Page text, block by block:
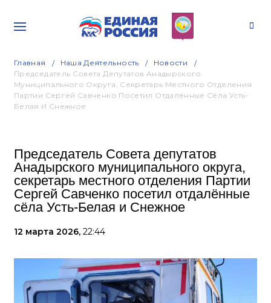
Главная Наша Деятельность
Новости
Председатель Совета Депутатов Анадырского
Муниципального Округа, Секретарь Местного Отделения
Партии Сергей Савченко Посетил Отдалённые Сёла Усть-
Белая И Снежное
Председатель Совета депутатов
Анадырского муниципального округа,
секретарь местного отделения Партии
Сергей Савченко посетил отдалённые
сёла Усть-Белая и Снежное
12 марта 2026, 22:44